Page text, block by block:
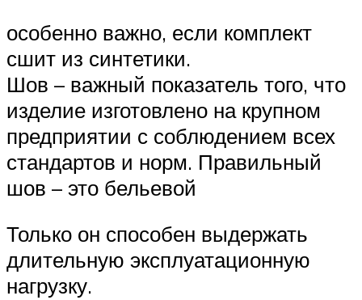
особенно важно, если комплект
сшит из синтетики.
Шов – важный показатель того, что
изделие изготовлено на крупном
предприятии с соблюдением всех
стандартов и норм. Правильный
шов – это бельевой
Только он способен выдержать
длительную эксплуатационную
нагрузку.